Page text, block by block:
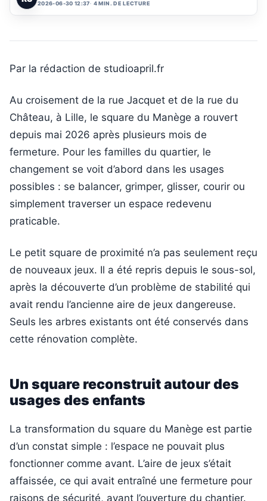
2026-06-30 12:37 4 MIN. DE LECTURE
Par la rédaction de studioapril.fr
Au croisement de la rue Jacquet et de la rue du
Château, à Lille, le square du Manège a rouvert
depuis mai 2026 après plusieurs mois de
fermeture. Pour les familles du quartier, le
changement se voit d’abord dans les usages
possibles : se balancer, grimper, glisser, courir ou
simplement traverser un espace redevenu
praticable.
Le petit square de proximité n’a pas seulement reçu
de nouveaux jeux. Il a été repris depuis le sous-sol,
après la découverte d’un problème de stabilité qui
avait rendu l’ancienne aire de jeux dangereuse.
Seuls les arbres existants ont été conservés dans
cette rénovation complète.
Un square reconstruit autour des
usages des enfants
La transformation du square du Manège est partie
d’un constat simple : l’espace ne pouvait plus
fonctionner comme avant. L’aire de jeux s’était
affaissée, ce qui avait entraîné une fermeture pour
raisons de sécurité, avant l’ouverture du chantier.